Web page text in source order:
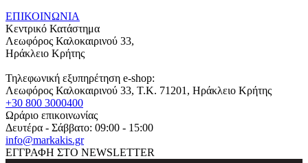
ΕΠΙΚΟΙΝΩΝΙΑ
Κεντρικό Κατάστημα
Λεωφόρος Καλοκαιρινού 33,
Ηράκλειο Κρήτης
Τηλεφωνική εξυπηρέτηση e-shop:
Λεωφόρος Καλοκαιρινού 33, T.K. 71201, Ηράκλειο Κρήτης
+30 800 3000400
Ωράριο επικοινωνίας
Δευτέρα - Σάββατο: 09:00 - 15:00
info@markakis.gr
ΕΓΓΡΑΦΗ ΣΤΟ NEWSLETTER